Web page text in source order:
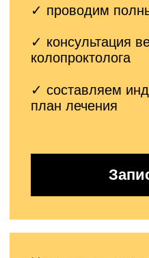
колопроктолога
план лечения
Записаться
Геморрой: что
это такое?